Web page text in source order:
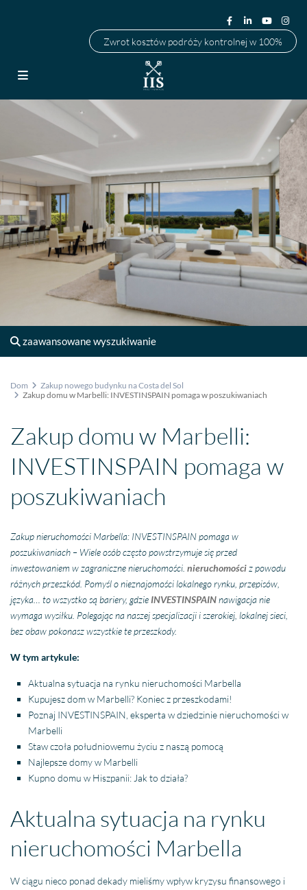
Zwrot kosztów podróży kontrolnej w 100%
zaawansowane wyszukiwanie
Dom
Zakup nowego budynku na Costa del Sol
Zakup domu w Marbelli: INVESTINSPAIN pomaga w poszukiwaniach
Zakup domu w Marbelli:
INVESTINSPAIN pomaga w
poszukiwaniach
Zakup nieruchomości Marbella: INVESTINSPAIN pomaga w
poszukiwaniach – Wiele osób często powstrzymuje się przed
inwestowaniem w zagraniczne nieruchomości.nieruchomości z powodu
różnych przeszkód. Pomyśl o nieznajomości lokalnego rynku, przepisów,
języka… to wszystko są bariery, gdzie INVESTINSPAINnawigacja nie
wymaga wysiłku. Polegając na naszej specjalizacji i szerokiej, lokalnej sieci,
bez obaw pokonasz wszystkie te przeszkody.
W tym artykule:
Aktualna sytuacja na rynku nieruchomości Marbella
Kupujesz dom w Marbelli? Koniec z przeszkodami!
Poznaj INVESTINSPAIN, eksperta w dziedzinie nieruchomości w
Marbelli
Staw czoła południowemu życiu z naszą pomocą
Najlepsze domy w Marbelli
Kupno domu w Hiszpanii: Jak to działa?
Aktualna sytuacja na rynku
nieruchomości Marbella
W ciągu nieco ponad dekady mieliśmy wpływ kryzysu finansowego i